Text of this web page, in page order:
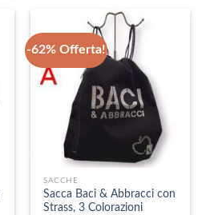
-62% Offerta!
SACCHE
Sacca Baci & Abbracci con
Strass, 3 Colorazioni